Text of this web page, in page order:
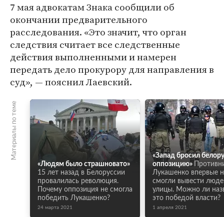
7 мая адвокатам Знака сообщили об
окончании предварительного
расследования. «Это значит, что орган
следствия считает все следственные
действия выполненными и намерен
передать дело прокурору для направления в
суд», — пояснил Лаевский.
Материалы по теме
«Людям было страшновато»
15 лет назад в Белоруссии
провалилась революция.
Почему оппозиция не смогла
победить Лукашенко?
24 марта 2021
«Запад бросил
оппозицию»
Лукашенко впервые
смогли вывести
улицы. Можно ли
это победой власти?
1 апреля 2021